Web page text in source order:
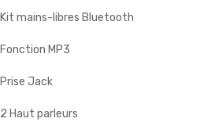
Kit mains-libres Bluetooth
Fonction MP3
Prise Jack
2 Haut parleurs